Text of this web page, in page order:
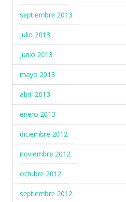
septiembre 2013
julio 2013
junio 2013
mayo 2013
abril 2013
enero 2013
diciembre 2012
noviembre 2012
octubre 2012
septiembre 2012